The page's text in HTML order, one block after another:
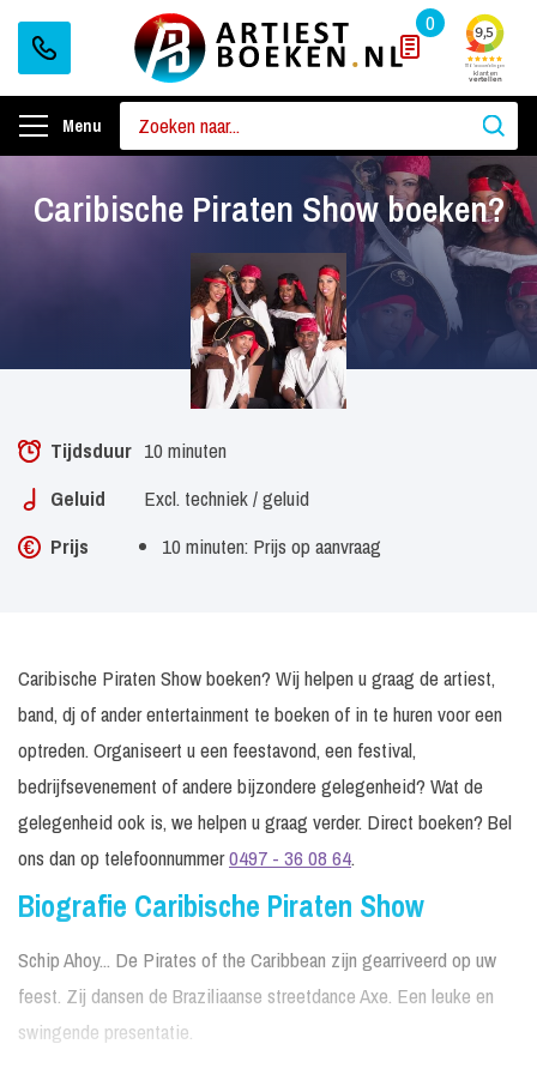
0
Menu
Caribische Piraten Show boeken?
Tijdsduur 10 minuten
Geluid
Excl. techniek / geluid
Prijs
10 minuten: Prijs op aanvraag
Caribische Piraten Show boeken? Wij helpen u graag de artiest,
band, dj of ander entertainment te boeken of in te huren voor een
optreden. Organiseert u een feestavond, een festival,
bedrijfsevenement of andere bijzondere gelegenheid? Wat de
gelegenheid ook is, we helpen u graag verder. Direct boeken? Bel
ons dan op telefoonnummer0497 - 36 08 64.
Biografie Caribische Piraten Show
Schip Ahoy... De Pirates of the Caribbean zijn gearriveerd op uw
feest. Zij dansen de Braziliaanse streetdance Axe. Een leuke en
swingende presentatie.